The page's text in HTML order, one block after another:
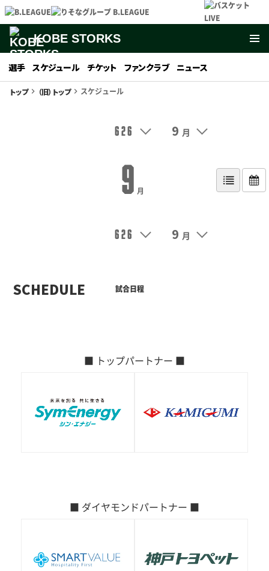
KOBE STORKS
選手 スケジュール チケット ファンクラブ ニュース
トップkeyboard_arrow_right （旧）トップkeyboard_arrow_right スケジュール
626 9 月
9 月
626 9 月
SCHEDULE 試合日程
■ トップパートナー ■
■ ダイヤモンドパートナー ■